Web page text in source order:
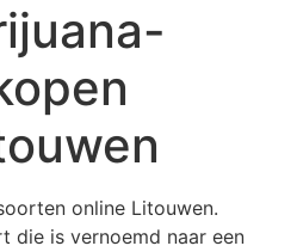
online Litouwen.
die is vernoemd naar een